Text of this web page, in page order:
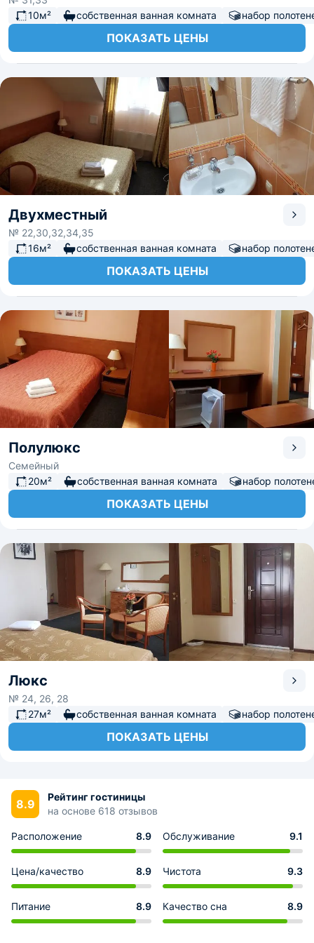
10м²
собственная ванная комната набор
ПОКАЗАТЬ ЦЕНЫ
Двухместный
№ 22,30,32,34,35
16м²
собственная ванная комната набор
ПОКАЗАТЬ ЦЕНЫ
Полулюкс
Семейный
20м²
собственная ванная комната набор
ПОКАЗАТЬ ЦЕНЫ
Люкс
№ 24, 26, 28
27м²
собственная ванная комната набор
ПОКАЗАТЬ ЦЕНЫ
8.9
Рейтинг гостиницы
на основе 618 отзывов
Расположение 8.9 Обслуживание 9.1
Цена/качество 8.9 Чистота 9.3
Питание 8.9 Качество сна 8.9